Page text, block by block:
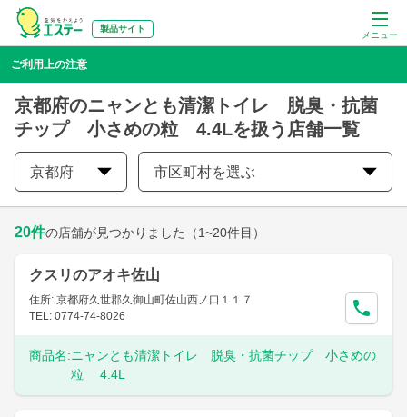
メニュー
製品サイト
ご利用上の注意
京都府のニャンとも清潔トイレ 脱臭・抗菌
チップ 小さめの粒 4.4Lを扱う店舗一覧
京都府 市区町村を選ぶ
20件の店舗が見つかりました （1~20件目）
クスリのアオキ佐山
住所: 京都府久世郡久御山町佐山西ノ口１１７
TEL: 0774-74-8026
商品名:ニャンとも清潔トイレ 脱臭・抗菌チップ 小さめの
粒 4.4L